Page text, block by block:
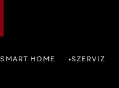
SMART HOME •SZERVIZ